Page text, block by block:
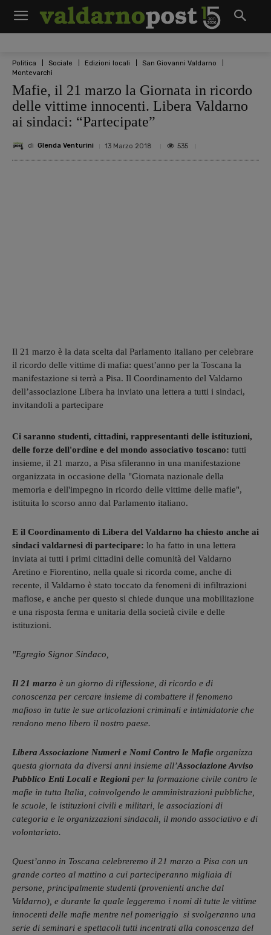
Politica Sociale Edizioni locali
San Giovanni Valdarno
Montevarchi
Mafie, il 21 marzo la Giornata in ricordo
delle vittime innocenti. Libera Valdarno
ai sindaci: “Partecipate”
di Glenda Venturini 13 Marzo 2018 535
Il 21 marzo è la data scelta dal Parlamento italiano per celebrare
il ricordo delle vittime di mafia: quest’anno per la Toscana la
manifestazione si terrà a Pisa. Il Coordinamento del Valdarno
dell’associazione Libera ha inviato una lettera a tutti i sindaci,
invitandoli a partecipare
Ci saranno studenti, cittadini, rappresentanti delle istituzioni,
delle forze dell'ordine e del mondo associativo toscano: tutti
insieme, il 21 marzo, a Pisa sfileranno in una manifestazione
organizzata in occasione della "Giornata nazionale della
memoria e dell'impegno in ricordo delle vittime delle mafie",
istituita lo scorso anno dal Parlamento italiano.
E il Coordinamento di Libera del Valdarno ha chiesto anche ai
sindaci valdarnesi di partecipare: lo ha fatto in una lettera
inviata ai tutti i primi cittadini delle comunità del Valdarno
Aretino e Fiorentino, nella quale si ricorda come, anche di
recente, il Valdarno è stato toccato da fenomeni di infiltrazioni
mafiose, e anche per questo si chiede dunque una mobilitazione
e una risposta ferma e unitaria della società civile e delle
istituzioni.
"Egregio Signor Sindaco,
Il 21 marzo è un giorno di riflessione, di ricordo e di
conoscenza per cercare insieme di combattere il fenomeno
mafioso in tutte le sue articolazioni criminali e intimidatorie che
rendono meno libero il nostro paese.
Libera Associazione Numeri e Nomi Contro le Mafie organizza
questa giornata da diversi anni insieme all’Associazione Avviso
Pubblico Enti Locali e Regioni per la formazione civile contro le
mafie in tutta Italia, coinvolgendo le amministrazioni pubbliche,
le scuole, le istituzioni civili e militari, le associazioni di
categoria e le organizzazioni sindacali, il mondo associativo e di
volontariato.
Quest’anno in Toscana celebreremo il 21 marzo a Pisa con un
grande corteo al mattino a cui parteciperanno migliaia di
persone, principalmente studenti (provenienti anche dal
Valdarno), e durante la quale leggeremo i nomi di tutte le vittime
innocenti delle mafie mentre nel pomeriggio si svolgeranno una
serie di seminari e spettacoli tutti incentrati alla conoscenza del